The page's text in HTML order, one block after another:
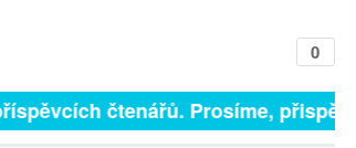
0
čtenářů. Prosíme, přispějte. ➥